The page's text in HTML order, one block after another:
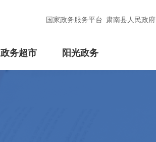
国家政务服务平台 肃南县人民政府
政务超市 阳光政务